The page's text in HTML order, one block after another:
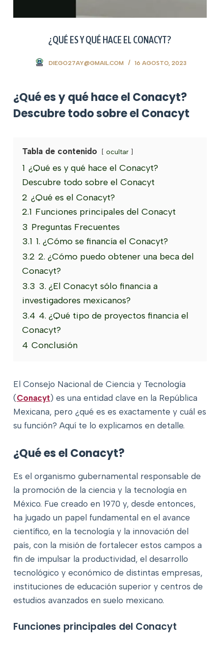
¿QUÉ ES Y QUÉ HACE EL CONACYT?
DIEGO27AY@GMAIL.COM 16 AGOSTO, 2023
¿Qué es y qué hace el Conacyt?
Descubre todo sobre el Conacyt
Tabla de contenido ocultar
1 ¿Qué es y qué hace el Conacyt?
Descubre todo sobre el Conacyt
2 ¿Qué es el Conacyt?
2.1 Funciones principales del Conacyt
3 Preguntas Frecuentes
3.1 1. ¿Cómo se financía el Conacyt?
3.2 2. ¿Cómo puedo obtener una beca del
Conacyt?
3.3 3. ¿El Conacyt sólo financia a
investigadores mexicanos?
3.4 4. ¿Qué tipo de proyectos financia el
Conacyt?
4 Conclusión
El Consejo Nacional de Ciencia y Tecnología
(Conacyt) es una entidad clave en la República
Mexicana, pero ¿qué es es exactamente y cuál es
su función? Aquí te lo explicamos en detalle.
¿Qué es el Conacyt?
Es el organismo gubernamental responsable de
la promoción de la ciencia y la tecnología en
México. Fue creado en 1970 y, desde entonces,
ha jugado un papel fundamental en el avance
científico, en la tecnología y la innovación del
país, con la misión de fortalecer estos campos a
fin de impulsar la productividad, el desarrollo
tecnológico y económico de distintas empresas,
instituciones de educación superior y centros de
estudios avanzados en suelo mexicano.
Funciones principales del Conacyt